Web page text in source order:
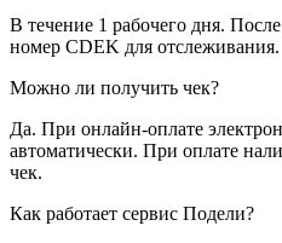
В течение 1 рабочего дня.
номер CDEK для отслеживания.
Можно ли получить чек?
Да. При онлайн-оплате
автоматически. При оплате
чек.
Как работает сервис Подели?